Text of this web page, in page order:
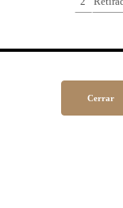
Cerrar